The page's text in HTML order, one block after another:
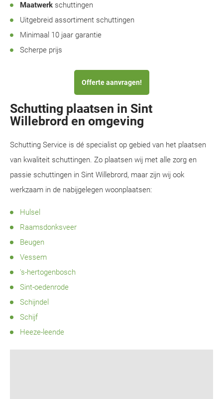
Maatwerk schuttingen
Uitgebreid assortiment schuttingen
Minimaal 10 jaar garantie
Scherpe prijs
Offerte aanvragen!
Schutting plaatsen in Sint
Willebrord en omgeving
Schutting Service is dé specialist op gebied van het plaatsen
van kwaliteit schuttingen. Zo plaatsen wij met alle zorg en
passie schuttingen in Sint Willebrord, maar zijn wij ook
werkzaam in de nabijgelegen woonplaatsen:
Hulsel
Raamsdonksveer
Beugen
Vessem
's-hertogenbosch
Sint-oedenrode
Schijndel
Schijf
Heeze-leende